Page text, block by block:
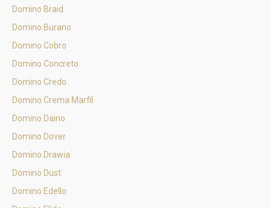
Domino Braid
Domino Burano
Domino Cobro
Domino Concreto
Domino Credo
Domino Crema Marfil
Domino Daino
Domino Dover
Domino Drawia
Domino Dust
Domino Edello